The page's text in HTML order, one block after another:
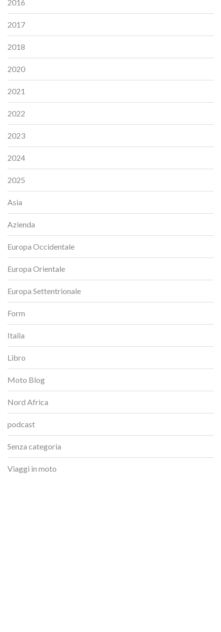
2016
2017
2018
2020
2021
2022
2023
2024
2025
Asia
Azienda
Europa Occidentale
Europa Orientale
Europa Settentrionale
Form
Italia
Libro
Moto Blog
Nord Africa
podcast
Senza categoria
Viaggi in moto